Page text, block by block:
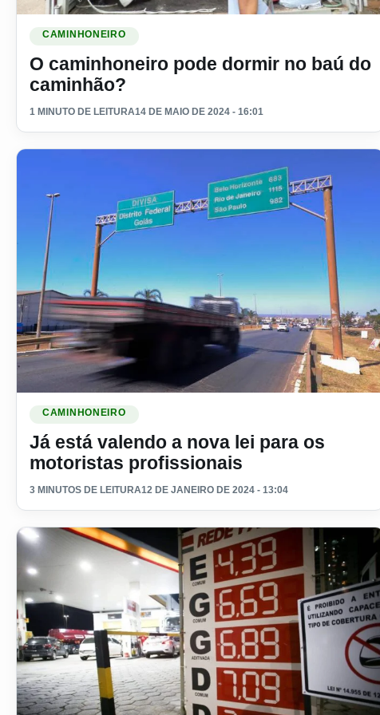
CAMINHONEIRO
O caminhoneiro pode dormir no baú do
caminhão?
1 MINUTO DE LEITURA14 DE MAIO DE 2024 - 16:01
CAMINHONEIRO
Já está valendo a nova lei para os
motoristas profissionais
3 MINUTOS DE LEITURA12 DE JANEIRO DE 2024 - 13:04